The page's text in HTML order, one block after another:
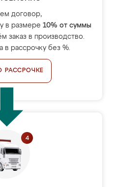
договор,
в размере 10% от суммы
заказ в производство.
в рассрочку без %.
РАССРОЧКЕ